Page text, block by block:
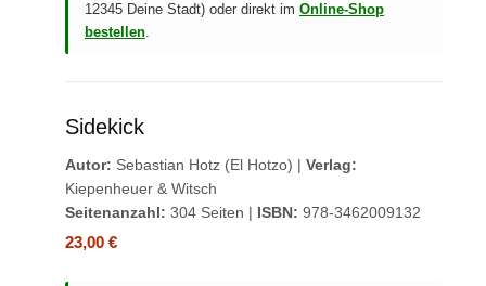
12345 Deine Stadt) oder direkt im Online-Shop
bestellen.
Sidekick
Autor: Sebastian Hotz (El Hotzo) | Verlag:
Kiepenheuer & Witsch
Seitenanzahl: 304 Seiten | ISBN: 978-3462009132
23,00 €